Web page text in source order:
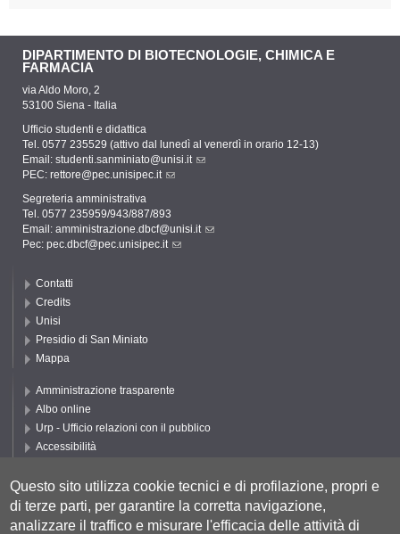
DIPARTIMENTO DI BIOTECNOLOGIE, CHIMICA E
FARMACIA
via Aldo Moro, 2
53100 Siena - Italia
Ufficio studenti e didattica
Tel. 0577 235529 (attivo dal lunedì al venerdì in orario 12-13)
Email: studenti.sanminiato@unisi.it
PEC: rettore@pec.unisipec.it
Segreteria amministrativa
Tel. 0577 235959/943/887/893
Email: amministrazione.dbcf@unisi.it
Pec: pec.dbcf@pec.unisipec.it
Contatti
Credits
Unisi
Presidio di San Miniato
Mappa
Amministrazione trasparente
Albo online
Urp - Ufficio relazioni con il pubblico
Accessibilità
Cookie settings
Segui UNISI
Questo sito utilizza cookie tecnici e di profilazione, propri e
di terze parti, per garantire la corretta navigazione,
analizzare il traffico e misurare l'efficacia delle attività di